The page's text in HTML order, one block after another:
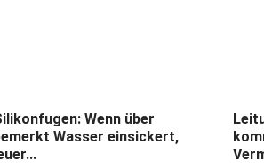
Wenn über
Wasser einsickert,